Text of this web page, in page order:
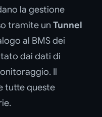
la gestione
tramite un Tunnel
al BMS dei
dai dati di
Il
tutte queste